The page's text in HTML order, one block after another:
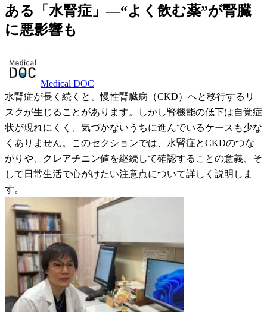
ある「水腎症」―“よく飲む薬”が腎臓
に悪影響も
Medical DOC
水腎症が長く続くと、慢性腎臓病（CKD）へと移行するリ
スクが生じることがあります。しかし腎機能の低下は自覚症
状が現れにくく、気づかないうちに進んでいるケースも少な
くありません。このセクションでは、水腎症とCKDのつな
がりや、クレアチニン値を継続して確認することの意義、そ
して日常生活で心がけたい注意点について詳しく説明しま
す。